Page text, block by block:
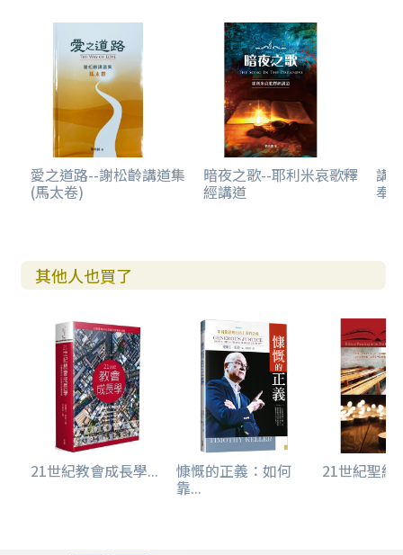
愛之道路--謝松齡講道集
(馬太卷)
暗夜之歌--耶利米哀歌釋
經講道
講
奉
其他人也買了
21世紀教會成長學... 慷慨的正義：如何
靠...
21世紀聖經